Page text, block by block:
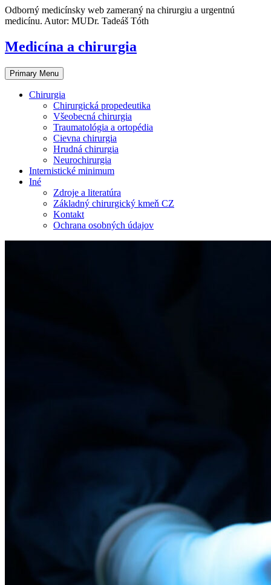
Skip
to
Odborný medicínsky web zameraný na chirurgiu a urgentnú
medicínu. Autor: MUDr. Tadeáš Tóth
Medicína a chirurgia
Primary Menu
Chirurgia
Chirurgická propedeutika
Všeobecná chirurgia
Traumatológia a ortopédia
Cievna chirurgia
Hrudná chirurgia
Neurochirurgia
Internistické minimum
Iné
Zdroje a literatúra
Základný chirurgický kmeň CZ
Kontakt
Ochrana osobných údajov